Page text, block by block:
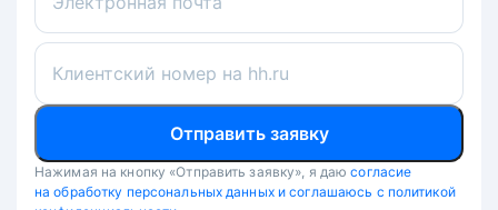
Клиентский номер на hh.ru
Отправить заявку
Нажимая на кнопку «Отправить заявку», я даю согласие
на обработку персональных данных и соглашаюсь с политикой